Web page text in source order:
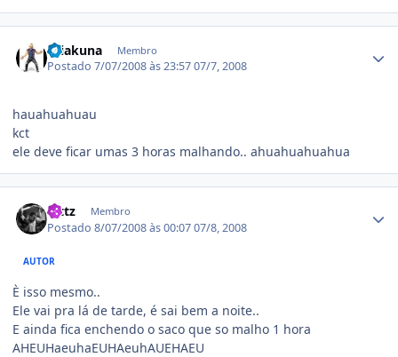
rhiakuna Membro
Postado7/07/2008 às 23:5707/7, 2008
hauahuahuau
kct
ele deve ficar umas 3 horas malhando.. ahuahuahuahua
luttz Membro
Postado8/07/2008 às 00:0707/8, 2008
AUTOR
È isso mesmo..
Ele vai pra lá de tarde, é sai bem a noite..
E ainda fica enchendo o saco que so malho 1 hora
AHEUHaeuhaEUHAeuhAUEHAEU